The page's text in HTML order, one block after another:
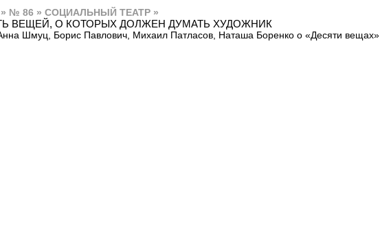
» № 86 » СОЦИАЛЬНЫЙ ТЕАТР »
ВЕЩЕЙ, О КОТОРЫХ ДОЛЖЕН ДУМАТЬ ХУДОЖНИК
Шмуц, Борис Павлович, Михаил Патласов, Наташа Боренко о «Десяти вещах»